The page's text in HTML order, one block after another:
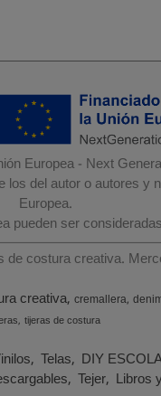
Europea - Next
del autor o autores
Europea.
pueden ser
costura creativa.
creativa cremallera
tijeras de costura
Telas DIY
Tejer Libros